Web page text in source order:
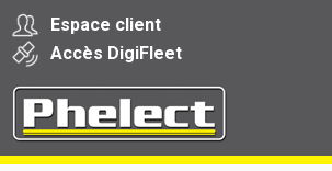
Espace client
Accès DigiFleet